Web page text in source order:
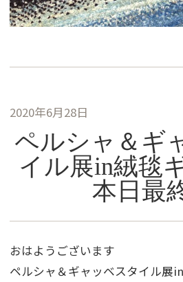
2020年6月28日
ペルシャ＆ギ
イル展in絨毯
本日最
おはようございます
ペルシャ＆ギャッベスタイル展